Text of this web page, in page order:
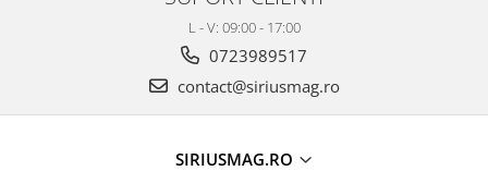
L - V: 09:00 - 17:00
0723989517
contact@siriusmag.ro
SIRIUSMAG.RO